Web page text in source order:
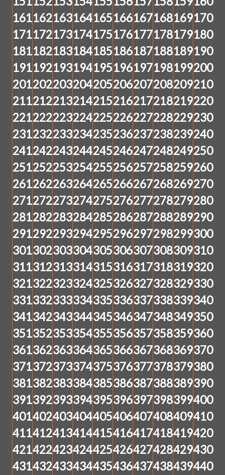
161162163164165166167168169170
171172173174175176177178179180
181182183184185186187188189190
191192193194195196197198199200
201202203204205206207208209210
211212213214215216217218219220
221222223224225226227228229230
231232233234235236237238239240
241242243244245246247248249250
251252253254255256257258259260
261262263264265266267268269270
271272273274275276277278279280
281282283284285286287288289290
291292293294295296297298299300
301302303304305306307308309310
311312313314315316317318319320
321322323324325326327328329330
331332333334335336337338339340
341342343344345346347348349350
351352353354355356357358359360
361362363364365366367368369370
371372373374375376377378379380
381382383384385386387388389390
391392393394395396397398399400
401402403404405406407408409410
411412413414415416417418419420
421422423424425426427428429430
431432433434435436437438439440